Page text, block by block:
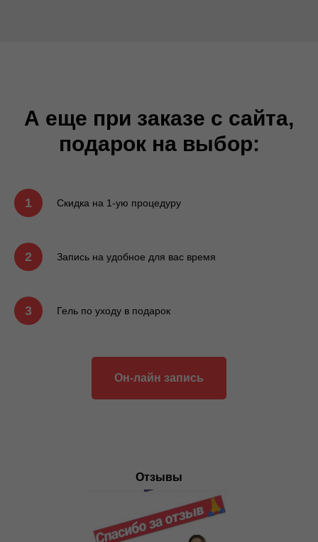
А еще при заказе с сайта,
подарок на выбор:
1 Скидка на 1-ую процедуру
2 Запись на удобное для вас время
3 Гель по уходу в подарок
Он-лайн запись
Отзывы